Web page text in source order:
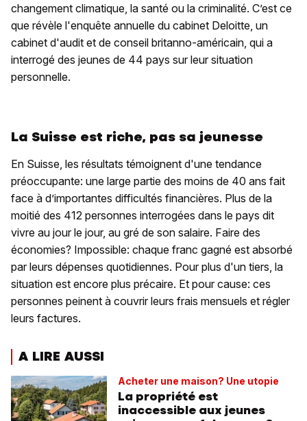
changement climatique, la santé ou la criminalité. C’est ce
que révèle l'enquête annuelle du cabinet Deloitte, un
cabinet d'audit et de conseil britanno-américain, qui a
interrogé des jeunes de 44 pays sur leur situation
personnelle.
La Suisse est riche, pas sa jeunesse
En Suisse, les résultats témoignent d'une tendance
préoccupante: une large partie des moins de 40 ans fait
face à d’importantes difficultés financières. Plus de la
moitié des 412 personnes interrogées dans le pays dit
vivre au jour le jour, au gré de son salaire. Faire des
économies? Impossible: chaque franc gagné est absorbé
par leurs dépenses quotidiennes. Pour plus d'un tiers, la
situation est encore plus précaire. Et pour cause: ces
personnes peinent à couvrir leurs frais mensuels et régler
leurs factures.
A LIRE AUSSI
Acheter une maison? Une utopie
La propriété est
inaccessible aux jeunes